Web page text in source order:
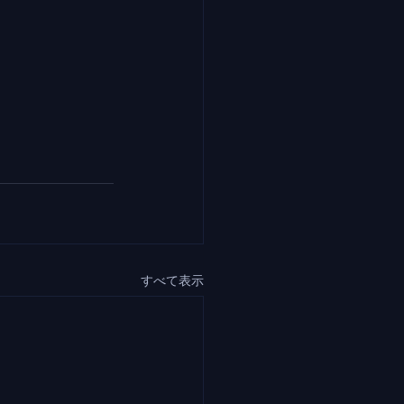
すべて表示